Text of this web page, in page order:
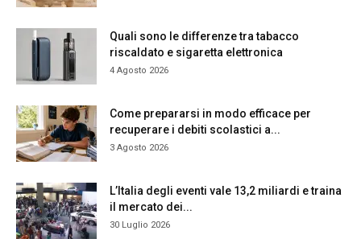
Quali sono le differenze tra tabacco
riscaldato e sigaretta elettronica
4 Agosto 2026
Come prepararsi in modo efficace per
recuperare i debiti scolastici a...
3 Agosto 2026
L’Italia degli eventi vale 13,2 miliardi e traina
il mercato dei...
30 Luglio 2026